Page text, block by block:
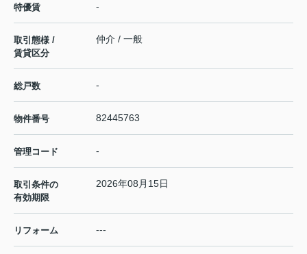
特優賃 -
取引態様 /
賃貸区分
仲介 / 一般
総戸数 -
物件番号 82445763
管理コード -
取引条件の
有効期限
2026年08月15日
リフォーム ---